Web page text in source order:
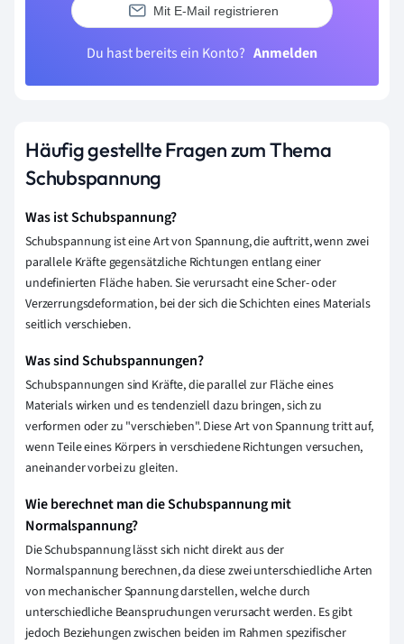
Mit E-Mail registrieren
Du hast bereits ein Konto? Anmelden
Häufig gestellte Fragen zum Thema
Schubspannung
Was ist Schubspannung?
Schubspannung ist eine Art von Spannung, die auftritt, wenn zwei
parallele Kräfte gegensätzliche Richtungen entlang einer
undefinierten Fläche haben. Sie verursacht eine Scher- oder
Verzerrungsdeformation, bei der sich die Schichten eines Materials
seitlich verschieben.
Was sind Schubspannungen?
Schubspannungen sind Kräfte, die parallel zur Fläche eines
Materials wirken und es tendenziell dazu bringen, sich zu
verformen oder zu "verschieben". Diese Art von Spannung tritt auf,
wenn Teile eines Körpers in verschiedene Richtungen versuchen,
aneinander vorbei zu gleiten.
Wie berechnet man die Schubspannung mit
Normalspannung?
Die Schubspannung lässt sich nicht direkt aus der
Normalspannung berechnen, da diese zwei unterschiedliche Arten
von mechanischer Spannung darstellen, welche durch
unterschiedliche Beanspruchungen verursacht werden. Es gibt
jedoch Beziehungen zwischen beiden im Rahmen spezifischer